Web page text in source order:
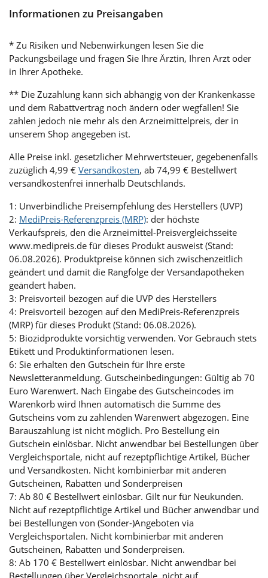
Informationen zu Preisangaben
* Zu Risiken und Nebenwirkungen lesen Sie die
Packungsbeilage und fragen Sie Ihre Ärztin, Ihren Arzt oder
in Ihrer Apotheke.
** Die Zuzahlung kann sich abhängig von der Krankenkasse
und dem Rabattvertrag noch ändern oder wegfallen! Sie
zahlen jedoch nie mehr als den Arzneimittelpreis, der in
unserem Shop angegeben ist.
Alle Preise inkl. gesetzlicher Mehrwertsteuer, gegebenenfalls
zuzüglich 4,99 € Versandkosten, ab 74,99 € Bestellwert
versandkostenfrei innerhalb Deutschlands.
1: Unverbindliche Preisempfehlung des Herstellers (UVP)
2: MediPreis-Referenzpreis (MRP): der höchste
Verkaufspreis, den die Arzneimittel-Preisvergleichsseite
www.medipreis.de für dieses Produkt ausweist (Stand:
06.08.2026). Produktpreise können sich zwischenzeitlich
geändert und damit die Rangfolge der Versandapotheken
geändert haben.
3: Preisvorteil bezogen auf die UVP des Herstellers
4: Preisvorteil bezogen auf den MediPreis-Referenzpreis
(MRP) für dieses Produkt (Stand: 06.08.2026).
5: Biozidprodukte vorsichtig verwenden. Vor Gebrauch stets
Etikett und Produktinformationen lesen.
6: Sie erhalten den Gutschein für Ihre erste
Newsletteranmeldung. Gutscheinbedingungen: Gültig ab 70
Euro Warenwert. Nach Eingabe des Gutscheincodes im
Warenkorb wird Ihnen automatisch die Summe des
Gutscheins vom zu zahlenden Warenwert abgezogen. Eine
Barauszahlung ist nicht möglich. Pro Bestellung ein
Gutschein einlösbar. Nicht anwendbar bei Bestellungen über
Vergleichsportale, nicht auf rezeptpflichtige Artikel, Bücher
und Versandkosten. Nicht kombinierbar mit anderen
Gutscheinen, Rabatten und Sonderpreisen
7: Ab 80 € Bestellwert einlösbar. Gilt nur für Neukunden.
Nicht auf rezeptpflichtige Artikel und Bücher anwendbar und
bei Bestellungen von (Sonder-)Angeboten via
Vergleichsportalen. Nicht kombinierbar mit anderen
Gutscheinen, Rabatten und Sonderpreisen.
8: Ab 170 € Bestellwert einlösbar. Nicht anwendbar bei
Bestellungen über Vergleichsportale, nicht auf